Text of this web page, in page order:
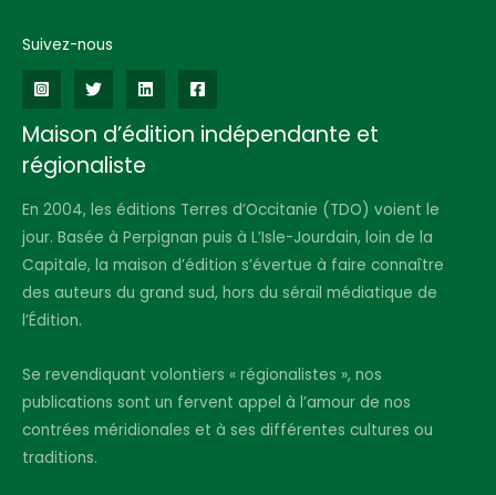
Suivez-nous
Maison d’édition indépendante et
régionaliste
En 2004, les éditions Terres d’Occitanie (TDO) voient le
jour. Basée à Perpignan puis à L’Isle-Jourdain, loin de la
Capitale, la maison d’édition s’évertue à faire connaître
des auteurs du grand sud, hors du sérail médiatique de
l’Édition.
Se revendiquant volontiers « régionalistes », nos
publications sont un fervent appel à l’amour de nos
contrées méridionales et à ses différentes cultures ou
traditions.